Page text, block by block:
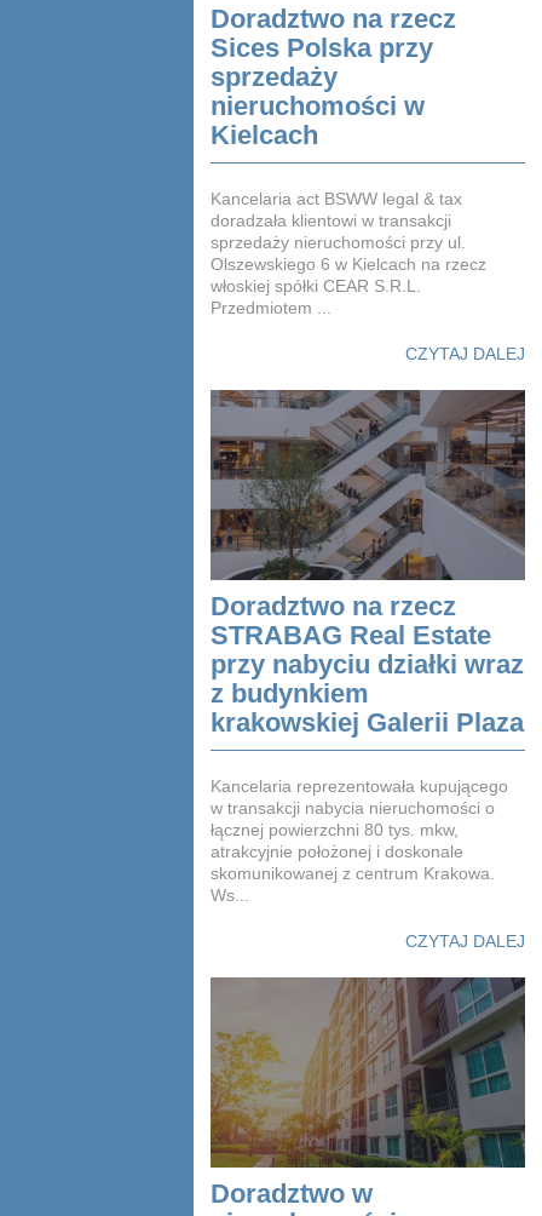
Doradztwo na rzecz
Sices Polska przy
sprzedaży
nieruchomości w
Kielcach
Kancelaria act BSWW legal & tax
doradzała klientowi w transakcji
sprzedaży nieruchomości przy ul.
Olszewskiego 6 w Kielcach na rzecz
włoskiej spółki CEAR S.R.L.
Przedmiotem ...
CZYTAJ DALEJ
Doradztwo na rzecz
STRABAG Real Estate
przy nabyciu działki wraz
z budynkiem
krakowskiej Galerii Plaza
Kancelaria reprezentowała kupującego
w transakcji nabycia nieruchomości o
łącznej powierzchni 80 tys. mkw,
atrakcyjnie położonej i doskonale
skomunikowanej z centrum Krakowa.
Ws...
CZYTAJ DALEJ
Doradztwo w